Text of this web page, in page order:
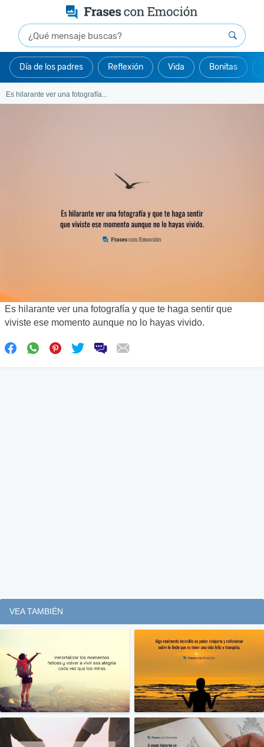
Día de los padres Reflexión Vida Bonitas
Es hilarante ver una fotografía...
Es hilarante ver una fotografía y que te haga sentir que
viviste ese momento aunque no lo hayas vivido.
VEA TAMBIÉN